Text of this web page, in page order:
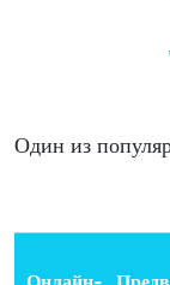
Один из